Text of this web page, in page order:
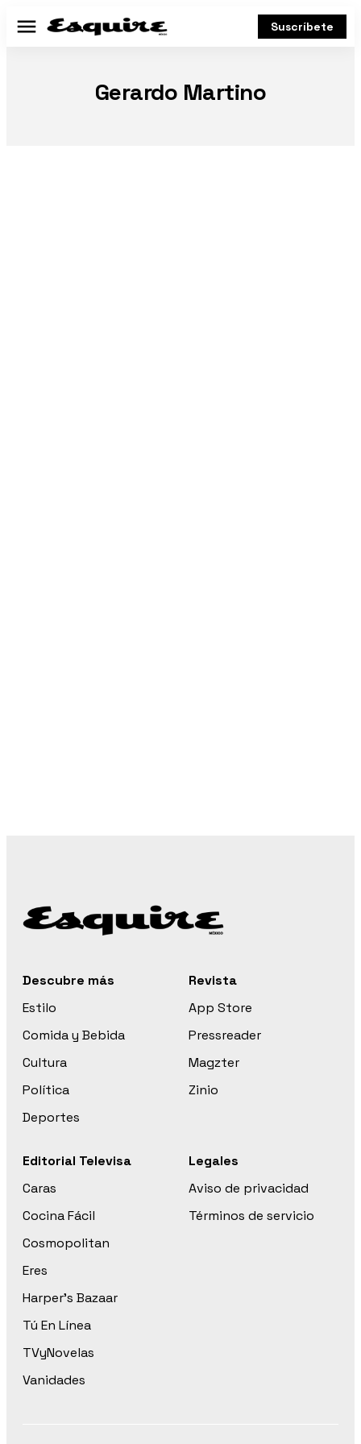
Menú Suscríbete
Gerardo Martino
Descubre más
Estilo
Comida y Bebida
Cultura
Política
Deportes
Revista
App Store
Pressreader
Magzter
Zinio
Editorial Televisa
Caras
Cocina Fácil
Cosmopolitan
Eres
Harper’s Bazaar
Tú En Línea
TVyNovelas
Vanidades
Legales
Aviso de privacidad
Términos de servicio